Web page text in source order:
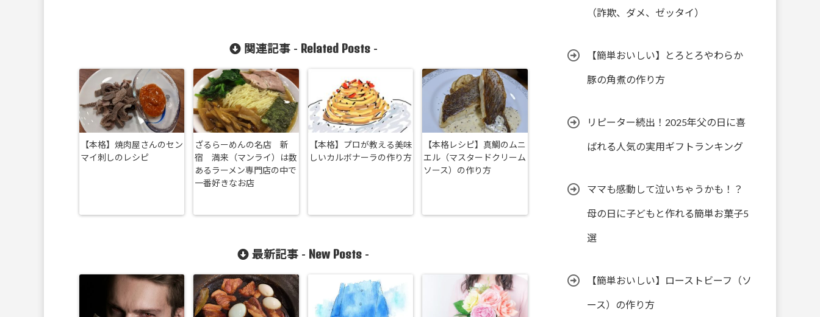
関連記事 - Related Posts-
【本格】焼肉屋さんのセン
マイ刺しのレシピ
ざるらーめんの名店 新
宿 満来（マンライ）は数
あるラーメン専門店の中で
一番好きなお店
【本格】プロが教える美味
しいカルボナーラの作り方
【本格レシピ】真鯛のムニ
エル（マスタードクリーム
ソース）の作り方
最新記事 - New Posts -
（詐欺、ダメ、ゼッタイ）
【簡単おいしい】とろとろやわらか
豚の角煮の作り方
リピーター続出！2025年父の日に喜
ばれる人気の実用ギフトランキング
ママも感動して泣いちゃうかも！？
母の日に子どもと作れる簡単お菓子5
選
【簡単おいしい】ローストビーフ（ソ
ース）の作り方